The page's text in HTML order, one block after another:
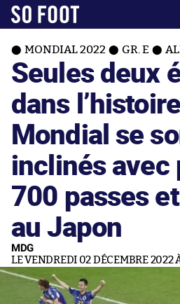
MONDIAL 2022 GR. E
Seules deux
dans
Mondial se
inclinés avec
700 passes
au Japon
MDG
LE VENDREDI 02 DÉCEMBRE 2022